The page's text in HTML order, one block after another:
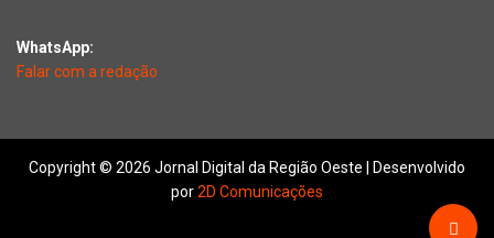
WhatsApp:
Falar com a redação
Copyright © 2026 Jornal Digital da Região Oeste | Desenvolvido
por2D Comunicações